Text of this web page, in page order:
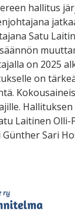
hallitus
Satu
on 2025
on
Laitinen Olli-
Günther Sari